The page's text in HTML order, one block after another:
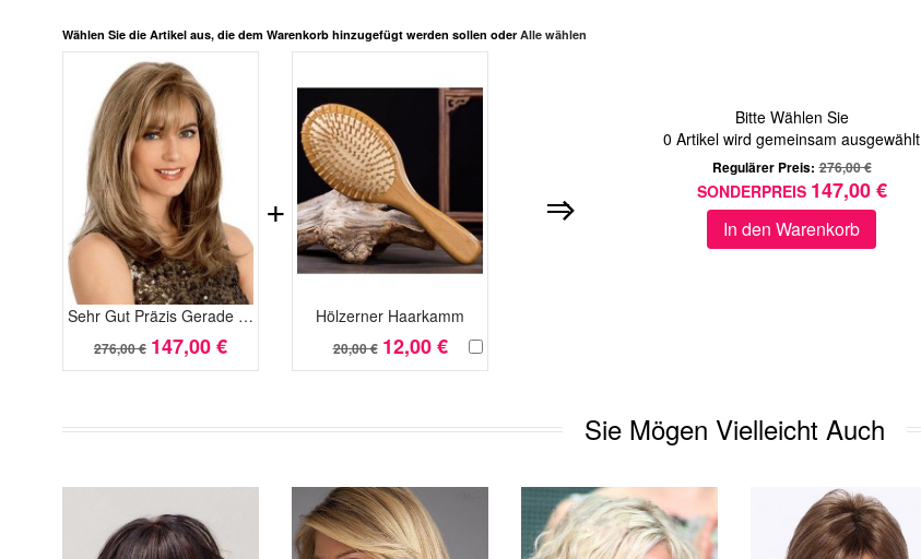
Wählen Sie die Artikel aus, die dem Warenkorb hinzugefügt werden sollen oder Alle wählen
Sehr Gut Präzis Gerade Kappenlos Echthaar Perücke
276,00 € 147,00 €
Hölzerner Haarkamm
20,00 € 12,00 €
+
Bitte Wählen Sie
0 Artikel wird gemeinsam ausgewählt
Regulärer Preis: 276,00 €
SONDERPREIS 147,00 €
In den Warenkorb
Sie Mögen Vielleicht Auch